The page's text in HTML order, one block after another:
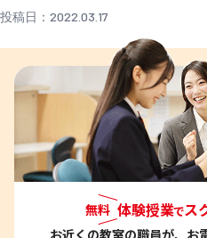
投稿日：2022.03.17
無料 体験授業でス